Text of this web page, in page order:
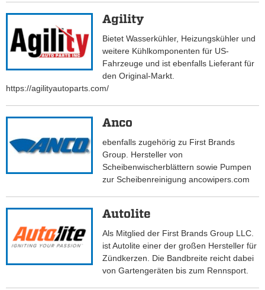
Agility
Bietet Wasserkühler, Heizungskühler und
weitere Kühlkomponenten für US-
Fahrzeuge und ist ebenfalls Lieferant für
den Original-Markt.
https://agilityautoparts.com/
Anco
ebenfalls zugehörig zu First Brands
Group. Hersteller von
Scheibenwischerblättern sowie Pumpen
zur Scheibenreinigung ancowipers.com
Autolite
Als Mitglied der First Brands Group LLC.
ist Autolite einer der großen Hersteller für
Zündkerzen. Die Bandbreite reicht dabei
von Gartengeräten bis zum Rennsport.